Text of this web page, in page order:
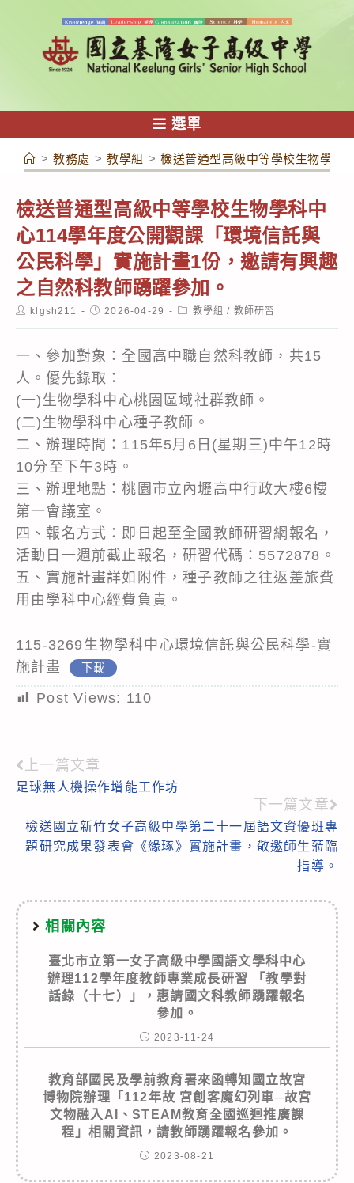
容
選單
> 教務處 > 教學組 > 檢送普通型高級中等學校生物學科
檢送普通型高級中等學校生物學科中
心114學年度公開觀課「環境信託與
公民科學」實施計畫1份，邀請有興趣
之自然科教師踴躍參加。
Postklgsh211
Post2026-04-29
Post教學組 / 教師研習
一、參加對象：全國高中職自然科教師，共15
人。優先錄取：
(一)生物學科中心桃園區域社群教師。
(二)生物學科中心種子教師。
二、辦理時間：115年5月6日(星期三)中午12時
10分至下午3時。
三、辦理地點：桃園市立內壢高中行政大樓6樓
第一會議室。
四、報名方式：即日起至全國教師研習網報名，
活動日一週前截止報名，研習代碼：5572878。
五、實施計畫詳如附件，種子教師之往返差旅費
用由學科中心經費負責。
115-3269生物學科中心環境信託與公民科學-實
施計畫
下載
Post Views: 110
Read
more
articles
上一篇文章
足球無人機操作增能工作坊
下一篇文章
檢送國立新竹女子高級中學第二十一屆語文資優班專
題研究成果發表會《緣琢》實施計畫，敬邀師生蒞臨
指導。
相關內容
臺北市立第一女子高級中學國語文學科中心
辦理112學年度教師專業成長研習 「教學對
話錄（十七）」，惠請國文科教師踴躍報名
參加。
2023-11-24
教育部國民及學前教育署來函轉知國立故宮
博物院辦理「112年故 宮創客魔幻列車─故宮
文物融入AI、STEAM教育全國巡迴推廣課
程」相關資訊，請教師踴躍報名參加。
2023-08-21